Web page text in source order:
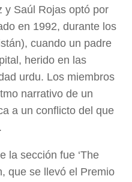
y Saúl Rojas optó por
en 1992, durante los
cuando un padre
herido en las
urdu. Los miembros
narrativo de un
a un conflicto del que
la sección fue ‘The
que se llevó el Premio